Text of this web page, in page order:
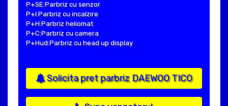
P+SE:Parbriz cu senzor
P+I:Parbriz cu incalzire
P+H:Parbriz heliomat
P+C:Parbriz cu camera
P+Hud:Parbriz cu head up display
Solicita pret parbriz DAEWOO TICO